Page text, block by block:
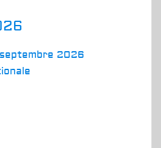
2026